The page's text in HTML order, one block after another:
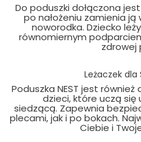
Do poduszki dołączona
po nałożeniu zamienia
noworodka. Dziecko
równomiernym
zdrowej
Leżaczek dla
Poduszka NEST jest
dzieci, które uczą
siedzącą. Zapewnia
plecami, jak i po bokach.
Ciebie i